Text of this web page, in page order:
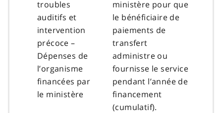
troubles
auditifs et
intervention
précoce –
Dépenses de
l’organisme
financées par
le ministère
ministère pour que
le bénéficiaire de
paiements de
transfert
administre ou
fournisse le service
pendant l’année de
financement
(cumulatif).